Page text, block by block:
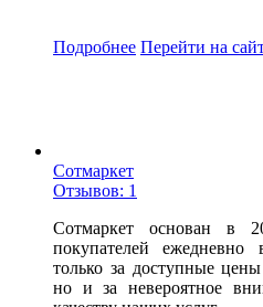
Подробнее Перейти на
Сотмаркет
Отзывов: 1
Сотмаркет основан в
покупателей
только за доступные
но и за невероятное